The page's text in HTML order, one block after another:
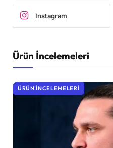
Instagram
Ürün İncelemeleri
ÜRÜN İNCELEMELERI